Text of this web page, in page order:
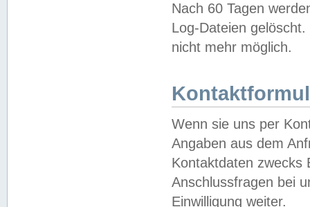
Nach 60 Tagen
Log-Dateien
nicht mehr möglich.
Wenn sie uns per
Angaben aus dem
Kontaktdaten zwecks
Anschlussfragen bei
Einwilligung weiter.